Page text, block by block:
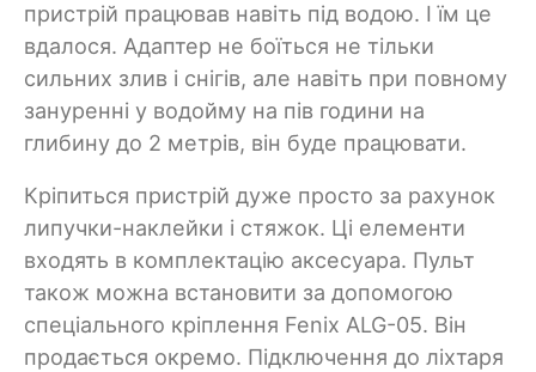
пристрій працював навіть під водою. І їм це
вдалося. Адаптер не боїться не тільки
сильних злив і снігів, але навіть при повному
зануренні у водойму на пів години на
глибину до 2 метрів, він буде працювати.
Кріпиться пристрій дуже просто за рахунок
липучки-наклейки і стяжок. Ці елементи
входять в комплектацію аксесуара. Пульт
також можна встановити за допомогою
спеціального кріплення Fenix ALG-05. Він
продається окремо. Підключення до ліхтаря